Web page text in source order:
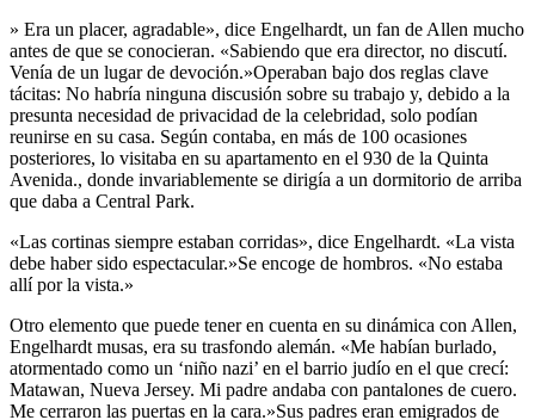
» Era un placer, agradable», dice Engelhardt, un fan de Allen mucho
antes de que se conocieran. «Sabiendo que era director, no discutí.
Venía de un lugar de devoción.»Operaban bajo dos reglas clave
tácitas: No habría ninguna discusión sobre su trabajo y, debido a la
presunta necesidad de privacidad de la celebridad, solo podían
reunirse en su casa. Según contaba, en más de 100 ocasiones
posteriores, lo visitaba en su apartamento en el 930 de la Quinta
Avenida., donde invariablemente se dirigía a un dormitorio de arriba
que daba a Central Park.
«Las cortinas siempre estaban corridas», dice Engelhardt. «La vista
debe haber sido espectacular.»Se encoge de hombros. «No estaba
allí por la vista.»
Otro elemento que puede tener en cuenta en su dinámica con Allen,
Engelhardt musas, era su trasfondo alemán. «Me habían burlado,
atormentado como un ‘niño nazi’ en el barrio judío en el que crecí:
Matawan, Nueva Jersey. Mi padre andaba con pantalones de cuero.
Me cerraron las puertas en la cara.»Sus padres eran emigrados de